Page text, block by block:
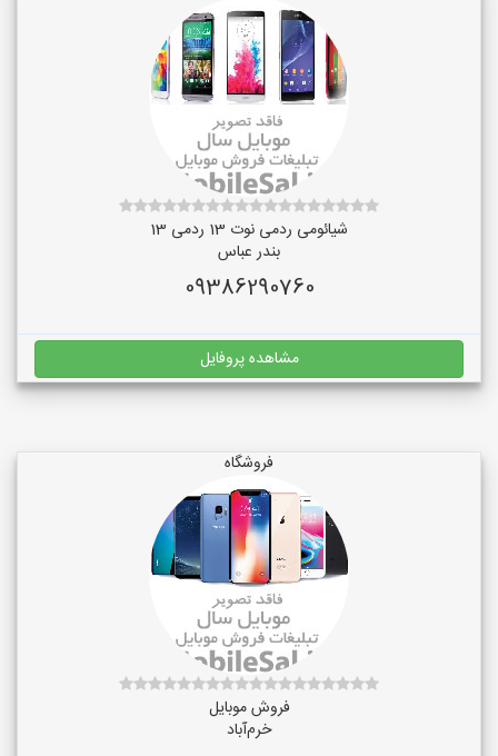
شیائومی ردمی نوت 13 ردمی 13
بندر عباس
09386290760
مشاهده پروفایل
فروشگاه
فروش موبایل
خرم‌آباد